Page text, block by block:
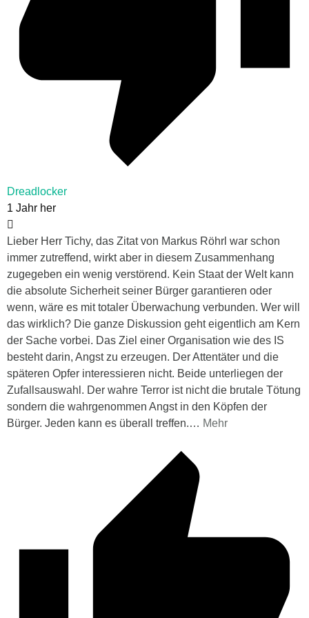
Dreadlocker
1 Jahr her
Lieber Herr Tichy, das Zitat von Markus Röhrl war schon
immer zutreffend, wirkt aber in diesem Zusammenhang
zugegeben ein wenig verstörend. Kein Staat der Welt kann
die absolute Sicherheit seiner Bürger garantieren oder
wenn, wäre es mit totaler Überwachung verbunden. Wer will
das wirklich? Die ganze Diskussion geht eigentlich am Kern
der Sache vorbei. Das Ziel einer Organisation wie des IS
besteht darin, Angst zu erzeugen. Der Attentäter und die
späteren Opfer interessieren nicht. Beide unterliegen der
Zufallsauswahl. Der wahre Terror ist nicht die brutale Tötung
sondern die wahrgenommen Angst in den Köpfen der
Bürger. Jeden kann es überall treffen.… Mehr